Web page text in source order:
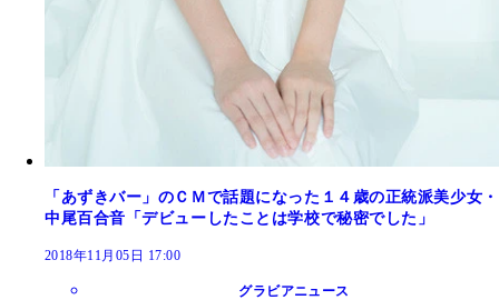
「あずきバー」のＣＭで話題になった１４歳の正統派美少女・
中尾百合音「デビューしたことは学校で秘密でした」
2018年11月05日 17:00
グラビアニュース